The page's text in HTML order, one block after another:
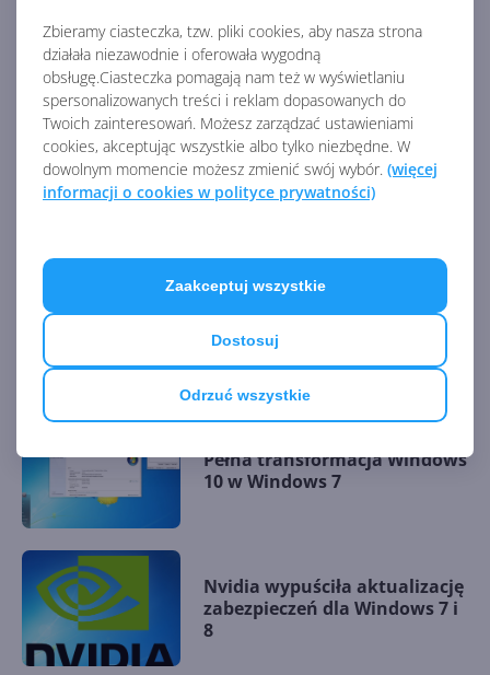
Zbieramy ciasteczka, tzw. pliki cookies, aby nasza strona
działała niezawodnie i oferowała wygodną
obsługę.Ciasteczka pomagają nam też w wyświetlaniu
spersonalizowanych treści i reklam dopasowanych do
Twoich zainteresowań. Możesz zarządzać ustawieniami
cookies, akceptując wszystkie albo tylko niezbędne. W
dowolnym momencie możesz zmienić swój wybór. (więcej
informacji o cookies w polityce prywatności)
Odrzuć wszystkie
Dostosuj
Zaakceptuj wszystkie
new-edge-to-windows-7-users/
AKTUALNOŚCI Z KATEGORII WINDOWS 7
Microsoft wycofuje usługi
DRM w Windows Media
Nvidia GeForce NOW
przestanie obsługiwać
Windows 7 i 8.1
Pełna transformacja Windows
10 w Windows 7
Nvidia wypuściła aktualizację
zabezpieczeń dla Windows 7 i
8